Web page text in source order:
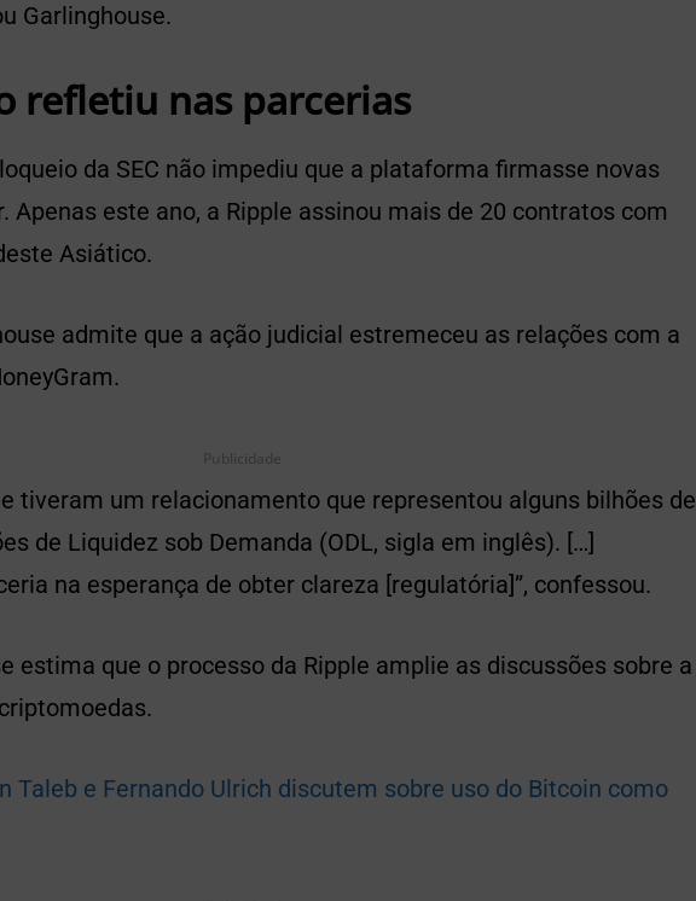
Garlinghouse.
refletiu nas parcerias
da SEC não impediu que a plataforma firmasse novas
Apenas este ano, a Ripple assinou mais de 20 contratos com
Asiático.
admite que a ação judicial estremeceu as relações com a
Publicidade
tiveram um relacionamento que representou alguns bilhões de
de Liquidez sob Demanda (ODL, sigla em inglês). […]
na esperança de obter clareza [regulatória]”, confessou.
estima que o processo da Ripple amplie as discussões sobre a
Taleb e Fernando Ulrich discutem sobre uso do Bitcoin como